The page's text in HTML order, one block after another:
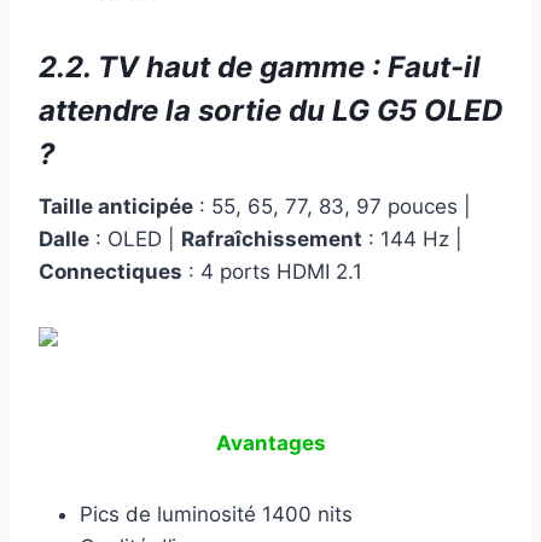
2.2. TV haut de gamme : Faut-il
attendre la sortie du LG G5 OLED
?
Taille anticipée : 55, 65, 77, 83, 97 pouces |
Dalle : OLED | Rafraîchissement : 144 Hz |
Connectiques : 4 ports HDMI 2.1
Avantages
Pics de luminosité 1400 nits